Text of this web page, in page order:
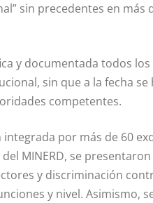
sin precedentes en más
y documentada todos los
sin que a la fecha se
competentes.
por más de 60
MINERD, se
y discriminación
y nivel. Asimismo,